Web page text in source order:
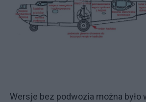
Wersje bez podwozia można było